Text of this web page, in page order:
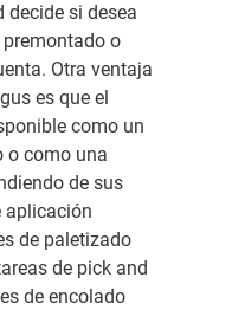
decide si desea
o
Otra ventaja
es que el
como un
o como una
de sus
aplicación
de paletizado
de pick and
de encolado